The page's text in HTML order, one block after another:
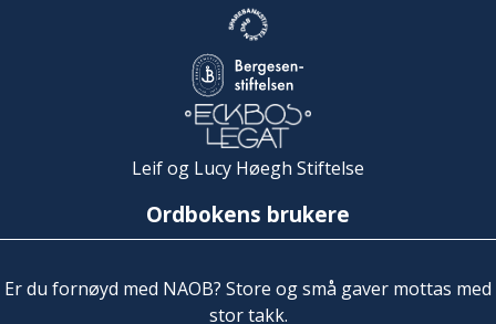
Leif og Lucy Høegh Stiftelse
Ordbokens brukere
Er du fornøyd med NAOB? Store og små gaver mottas med
stor takk.